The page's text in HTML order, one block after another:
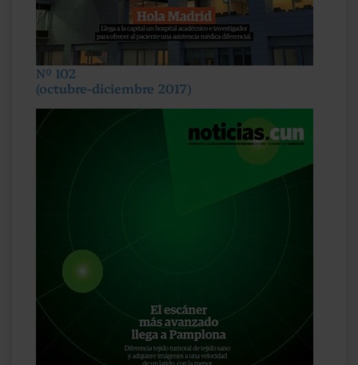
Nº 102
(octubre-diciembre 2017)